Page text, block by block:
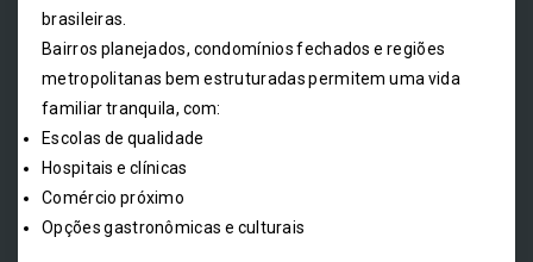
brasileiras.
Bairros planejados, condomínios fechados e regiões
metropolitanas bem estruturadas permitem uma vida
familiar tranquila, com:
Escolas de qualidade
Hospitais e clínicas
Comércio próximo
Opções gastronômicas e culturais